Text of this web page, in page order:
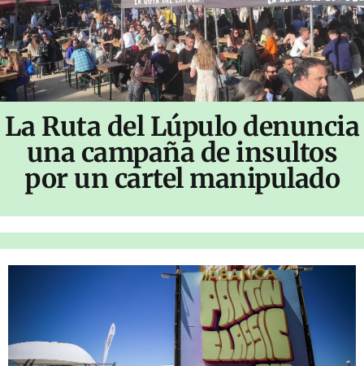
La Ruta del Lúpulo denuncia
una campaña de insultos
por un cartel manipulado